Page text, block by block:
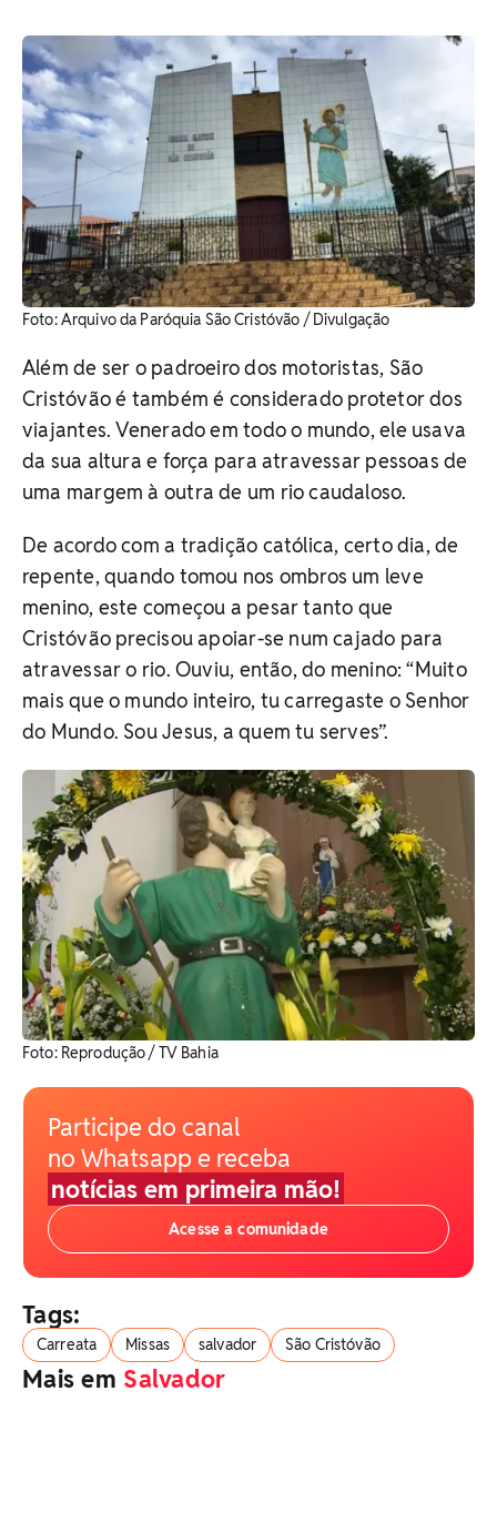
Foto: Arquivo da Paróquia São Cristóvão / Divulgação
Além de ser o padroeiro dos motoristas, São
Cristóvão é também é considerado protetor dos
viajantes. Venerado em todo o mundo, ele usava
da sua altura e força para atravessar pessoas de
uma margem à outra de um rio caudaloso.
De acordo com a tradição católica, certo dia, de
repente, quando tomou nos ombros um leve
menino, este começou a pesar tanto que
Cristóvão precisou apoiar-se num cajado para
atravessar o rio. Ouviu, então, do menino: “Muito
mais que o mundo inteiro, tu carregaste o Senhor
do Mundo. Sou Jesus, a quem tu serves”.
Foto: Reprodução / TV Bahia
Participe do canal
no Whatsapp e receba
notícias em primeira mão!
Acesse a comunidade
Tags:
Carreata Missas salvador São Cristóvão
Mais em Salvador